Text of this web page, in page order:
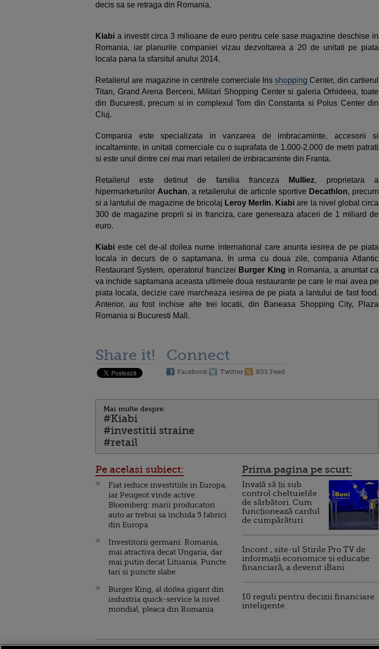
decis sa se retraga din Romania.
Kiabi a investit circa 3 milioane de euro pentru cele sase magazine deschise in
Romania, iar planurile companiei vizau dezvoltarea a 20 de unitati pe piata
locala pana la sfarsitul anului 2014.
Retailerul are magazine in centrele comerciale Irisshopping Center, din cartierul
Titan, Grand Arena Berceni, Militari Shopping Center si galeria Orhideea, toate
din Bucuresti, precum si in complexul Tom din Constanta si Polus Center din
Cluj.
Compania este specializata in vanzarea de imbracaminte, accesorii si
incaltaminte, in unitati comerciale cu o suprafata de 1.000-2.000 de metri patrati
si este unul dintre cei mai mari retaileri de imbracaminte din Franta.
Retailerul este detinut de familia franceza Mulliez, proprietara a
hipermarketurilor Auchan, a retailerului de articole sportive Decathlon, precum
si a lantului de magazine de bricolaj Leroy Merlin. Kiabi are la nivel global circa
300 de magazine proprii si in franciza, care genereaza afaceri de 1 miliard de
euro.
Kiabieste cel de-al doilea nume international care anunta iesirea de pe piata
locala in decurs de o saptamana. In urma cu doua zile, compania Atlantic
Restaurant System, operatorul francizei Burger King in Romania, a anuntat ca
va inchide saptamana aceasta ultimele doua restaurante pe care le mai avea pe
piata locala, decizie care marcheaza iesirea de pe piata a lantului de fast food.
Anterior, au fost inchise alte trei locatii, din Baneasa Shopping City, Plaza
Romania si Bucuresti Mall.
Share it! Connect
Facebook Twitter RSS Feed
Mai multe despre:
#Kiabi
#investitii straine
#retail
Pe acelasi subiect:
Fiat reduce investitiile in Europa,
iar Peugeot vinde active.
Bloomberg: marii producatori
auto ar trebui sa inchida 5 fabrici
din Europa
Investitorii germani: Romania,
mai atractiva decat Ungaria, dar
mai putin decat Lituania. Puncte
tari si puncte slabe
Burger King, al doilea gigant din
industria quick-service la nivel
mondial, pleaca din Romania
Prima pagina pe scurt:
Invață să ții sub
control cheltuielile
de sărbători. Cum
funcționează cardul
de cumpărături
Incont , site-ul Știrile Pro TV de
informații economice și educație
financiară, a devenit iBani
10 reguli pentru decizii financiare
inteligente